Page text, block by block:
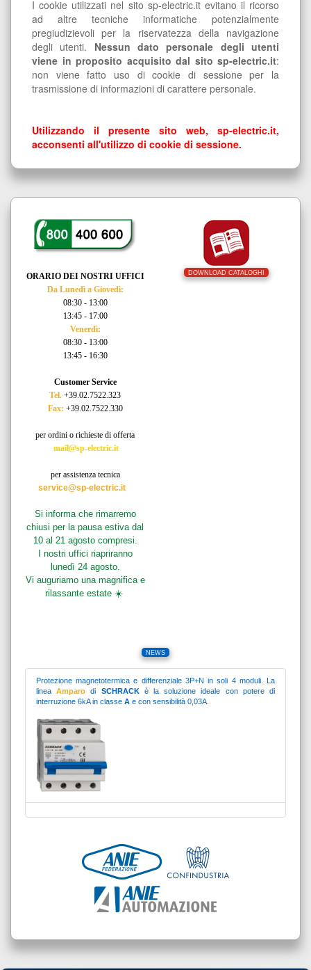
I cookie utilizzati nel sito sp-electric.it evitano il ricorso
ad altre tecniche informatiche potenzialmente
pregiudizievoli per la riservatezza della navigazione
degli utenti. Nessun dato personale degli utenti
viene in proposito acquisito dal sito sp-electric.it:
non viene fatto uso di cookie di sessione per la
trasmissione di informazioni di carattere personale.
Utilizzando il presente sito web, sp-electric.it,
acconsenti all'utilizzo di cookie di sessione.
ORARIO DEI NOSTRI UFFICI
Da Lunedì a Giovedì:
08:30 - 13:00
13:45 - 17:00
Venerdì:
08:30 - 13:00
13:45 - 16:30
Customer Service
Tel. +39.02.7522.323
Fax: +39.02.7522.330
per ordini o richieste di offerta
mail@sp-electric.it
per assistenza tecnica
service@sp-electric.it
Si informa che rimarremo
chiusi per la pausa estiva dal
10 al 21 agosto compresi.
I nostri uffici riapriranno
lunedì 24 agosto.
Vi auguriamo una magnifica e
rilassante estate ☀️
DOWNLOAD CATALOGHI
NEWS
Protezione magnetotermica e differenziale 3P+N in soli 4 moduli. La
lineaAmparo di SCHRACKè la soluzione ideale con potere di
interruzione 6kA in classe A e con sensibilità 0,03A.